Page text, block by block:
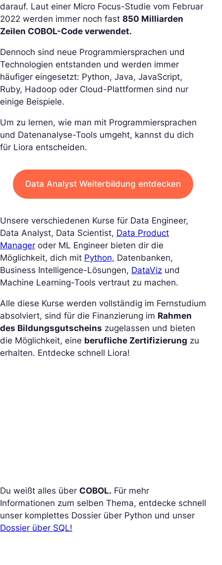
darauf. Laut einer Micro Focus-Studie vom Februar
2022 werden immer noch fast 850 Milliarden
Zeilen COBOL-Code verwendet.
Dennoch sind neue Programmiersprachen und
Technologien entstanden und werden immer
häufiger eingesetzt: Python, Java, JavaScript,
Ruby, Hadoop oder Cloud-Plattformen sind nur
einige Beispiele.
Um zu lernen, wie man mit Programmiersprachen
und Datenanalyse-Tools umgeht, kannst du dich
für Liora entscheiden.
Data Analyst Weiterbildung entdecken
Unsere verschiedenen Kurse für Data Engineer,
Data Analyst, Data Scientist, Data Product
Manager oder ML Engineer bieten dir die
Möglichkeit, dich mit Python, Datenbanken,
Business Intelligence-Lösungen, DataViz und
Machine Learning-Tools vertraut zu machen.
Alle diese Kurse werden vollständig im Fernstudium
absolviert, sind für die Finanzierung im Rahmen
des Bildungsgutscheins zugelassen und bieten
die Möglichkeit, eine berufliche Zertifizierung zu
erhalten. Entdecke schnell Liora!
Du weißt alles über COBOL. Für mehr
Informationen zum selben Thema, entdecke schnell
unser komplettes Dossier über Python und unser
Dossier über SQL!